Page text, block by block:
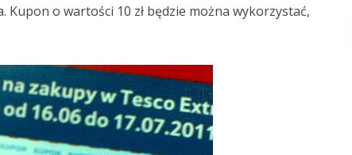
o wartości 10 zł będzie można wykorzystać,